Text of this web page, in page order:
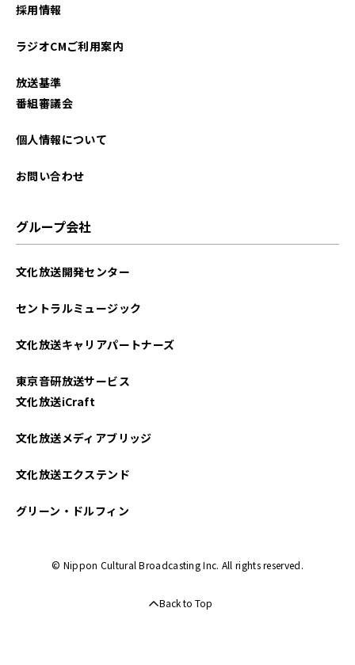
採用情報
ラジオCMご利用案内
放送基準
番組審議会
個人情報について
お問い合わせ
グループ会社
文化放送開発センター
セントラルミュージック
文化放送キャリアパートナーズ
東京音研放送サービス
文化放送iCraft
文化放送メディアブリッジ
文化放送エクステンド
グリーン・ドルフィン
© Nippon Cultural Broadcasting Inc. All rights reserved.
Back to Top